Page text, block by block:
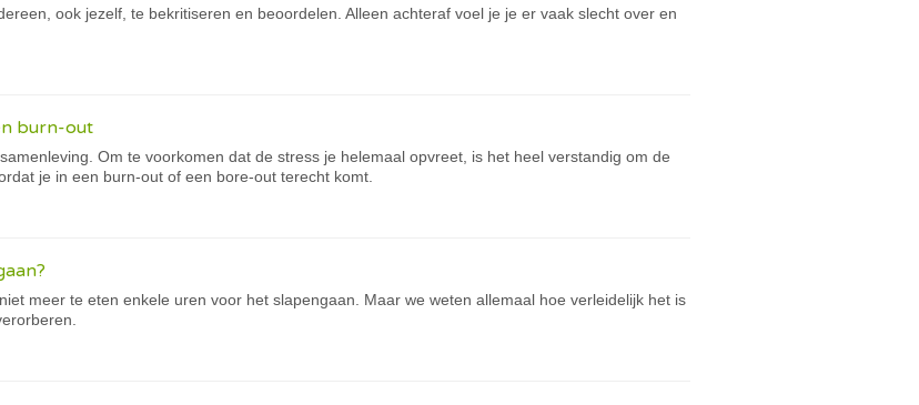
ook jezelf, te bekritiseren en beoordelen. Alleen achteraf voel je je er vaak slecht over en
burn-out
Om te voorkomen dat de stress je helemaal opvreet, is het heel verstandig om de
je in een burn-out of een bore-out terecht komt.
meer te eten enkele uren voor het slapengaan. Maar we weten allemaal hoe verleidelijk het is